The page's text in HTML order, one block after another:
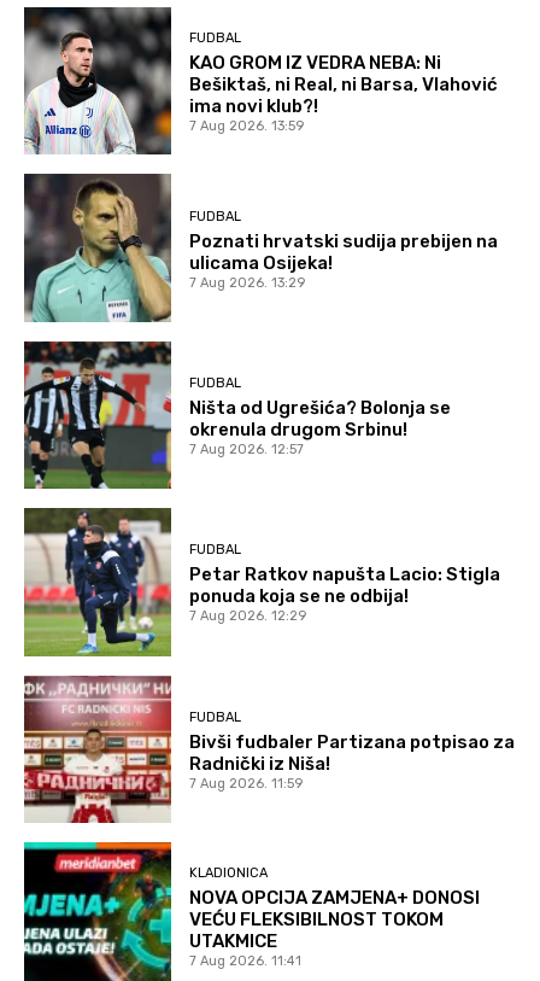
FUDBAL
KAO GROM IZ VEDRA NEBA: Ni
Bešiktaš, ni Real, ni Barsa, Vlahović
ima novi klub?!
7 Aug 2026. 13:59
FUDBAL
Poznati hrvatski sudija prebijen na
ulicama Osijeka!
7 Aug 2026. 13:29
FUDBAL
Ništa od Ugrešića? Bolonja se
okrenula drugom Srbinu!
7 Aug 2026. 12:57
FUDBAL
Petar Ratkov napušta Lacio: Stigla
ponuda koja se ne odbija!
7 Aug 2026. 12:29
FUDBAL
Bivši fudbaler Partizana potpisao za
Radnički iz Niša!
7 Aug 2026. 11:59
KLADIONICA
NOVA OPCIJA ZAMJENA+ DONOSI
VEĆU FLEKSIBILNOST TOKOM
UTAKMICE
7 Aug 2026. 11:41